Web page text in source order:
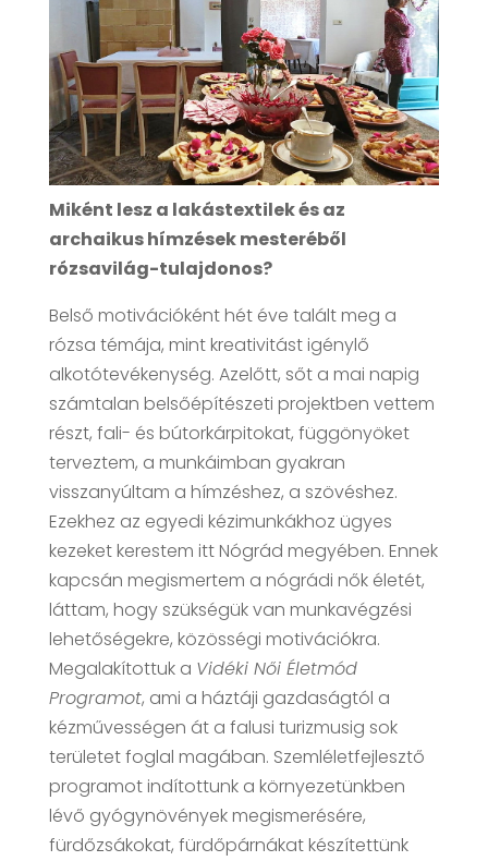
Miként lesz a lakástextilek és az
archaikus hímzések mesteréből
rózsavilág-tulajdonos?
Belső motivációként hét éve talált meg a
rózsa témája, mint kreativitást igénylő
alkotótevékenység. Azelőtt, sőt a mai napig
számtalan belsőépítészeti projektben vettem
részt, fali- és bútorkárpitokat, függönyöket
terveztem, a munkáimban gyakran
visszanyúltam a hímzéshez, a szövéshez.
Ezekhez az egyedi kézimunkákhoz ügyes
kezeket kerestem itt Nógrád megyében. Ennek
kapcsán megismertem a nógrádi nők életét,
láttam, hogy szükségük van munkavégzési
lehetőségekre, közösségi motivációkra.
Megalakítottuk a Vidéki Női Életmód
Programot, ami a háztáji gazdaságtól a
kézművességen át a falusi turizmusig sok
területet foglal magában. Szemléletfejlesztő
programot indítottunk a környezetünkben
lévő gyógynövények megismerésére,
fürdőzsákokat, fürdőpárnákat készítettünk